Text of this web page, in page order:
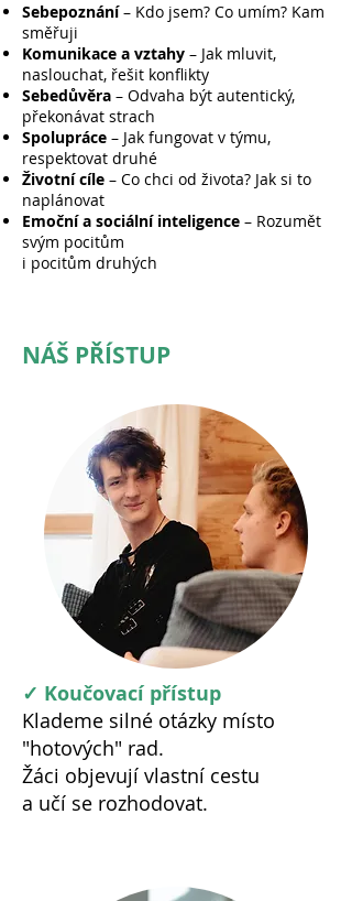
Sebepoznání– Kdo jsem? Co umím? Kam
směřuji
Komunikace a vztahy – Jak mluvit,
naslouchat, řešit konflikty
Sebedůvěra – Odvaha být autentický,
překonávat strach
Spolupráce – Jak fungovat v týmu,
respektovat druhé
Životní cíle – Co chci od života? Jak si to
naplánovat
Emoční a sociální inteligence – Rozumět
svým pocitům
i pocitům druhých
NÁŠ PŘÍSTUP
✓ Koučovací přístup
Klademe silné otázky místo
"hotových" rad.
Žáci objevují vlastní cestu
a učí se rozhodovat.